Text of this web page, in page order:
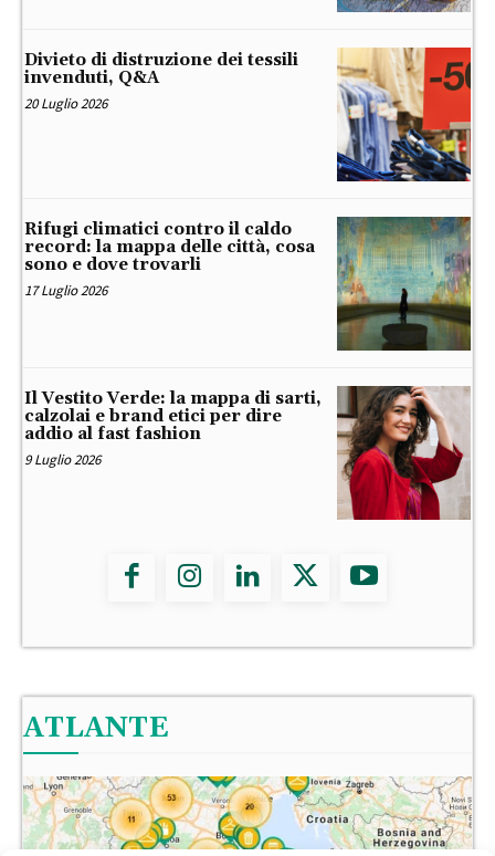
Divieto di distruzione dei tessili
invenduti, Q&A
20 Luglio 2026
Rifugi climatici contro il caldo
record: la mappa delle città, cosa
sono e dove trovarli
17 Luglio 2026
Il Vestito Verde: la mappa di sarti,
calzolai e brand etici per dire
addio al fast fashion
9 Luglio 2026
ATLANTE